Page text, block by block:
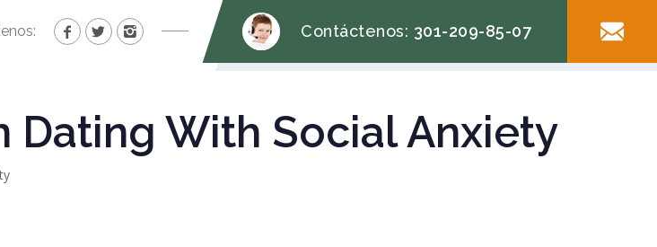
Contáctenos: 301-209-85-07
Dating With Social Anxiety